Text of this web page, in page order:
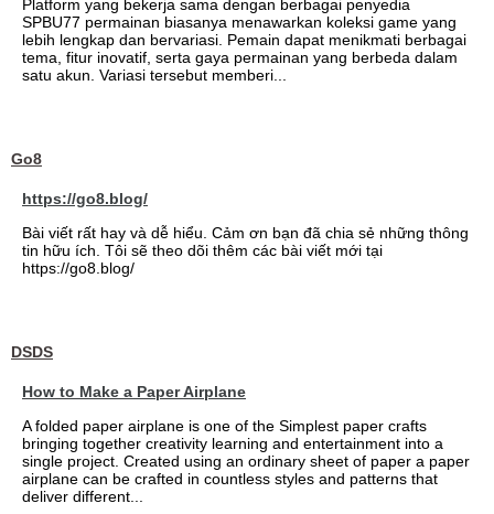
Platform yang bekerja sama dengan berbagai penyedia
SPBU77 permainan biasanya menawarkan koleksi game yang
lebih lengkap dan bervariasi. Pemain dapat menikmati berbagai
tema, fitur inovatif, serta gaya permainan yang berbeda dalam
satu akun. Variasi tersebut memberi...
Go8
https://go8.blog/
Bài viết rất hay và dễ hiểu. Cảm ơn bạn đã chia sẻ những thông
tin hữu ích. Tôi sẽ theo dõi thêm các bài viết mới tại
https://go8.blog/
DSDS
How to Make a Paper Airplane
A folded paper airplane is one of the Simplest paper crafts
bringing together creativity learning and entertainment into a
single project. Created using an ordinary sheet of paper a paper
airplane can be crafted in countless styles and patterns that
deliver different...